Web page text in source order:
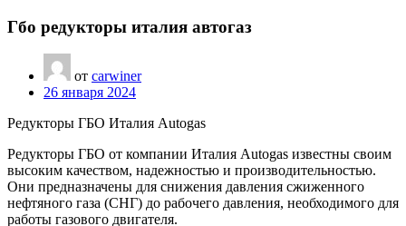
Гбо редукторы италия автогаз
от carwiner
26 января 2024
Редукторы ГБО Италия Autogas
Редукторы ГБО от компании Италия Autogas известны своим
высоким качеством, надежностью и производительностью.
Они предназначены для снижения давления сжиженного
нефтяного газа (СНГ) до рабочего давления, необходимого для
работы газового двигателя.